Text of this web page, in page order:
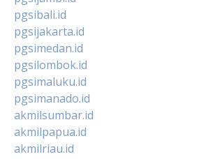
pgsibali.id
pgsijakarta.id
pgsimedan.id
pgsilombok.id
pgsimaluku.id
pgsimanado.id
akmilsumbar.id
akmilpapua.id
akmilriau.id